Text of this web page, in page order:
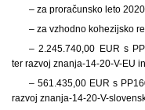
– za proračunsko leto
– za vzhodno kohezijsko
–2.245.740,00 EUR s
ter razvoj znanja-14-20-V-EU in
–561.435,00 EUR s
razvoj znanja-14-20-V-